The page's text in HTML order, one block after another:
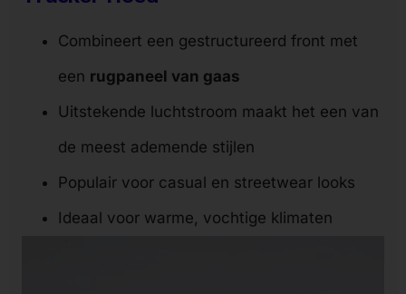
Combineert een gestructureerd front met
een rugpaneel van gaas
Uitstekende luchtstroom maakt het een van
de meest ademende stijlen
Populair voor casual en streetwear looks
Ideaal voor warme, vochtige klimaten